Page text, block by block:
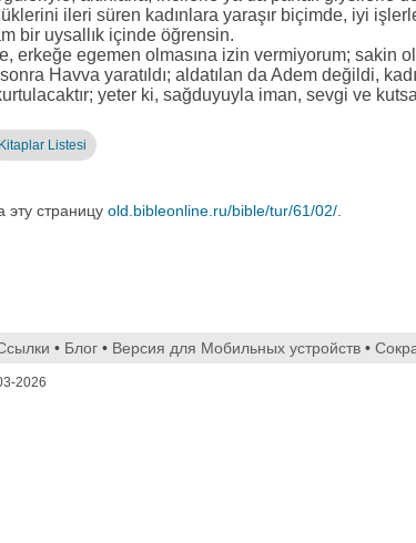
ileri süren kadınlara yaraşır biçimde, iyi
bir uysallık içinde öğrensin.
erkeğe egemen olmasına izin vermiyorum; sakin
Havva yaratıldı; aldatılan da Adem değildi,
yeter ki, sağduyuyla iman, sevgi ve
Kitaplar Listesi
эту страницу old.bibleonline.ru/bible/tur/61/02/
• Блог • Версия для Мобильных устройств •
2026